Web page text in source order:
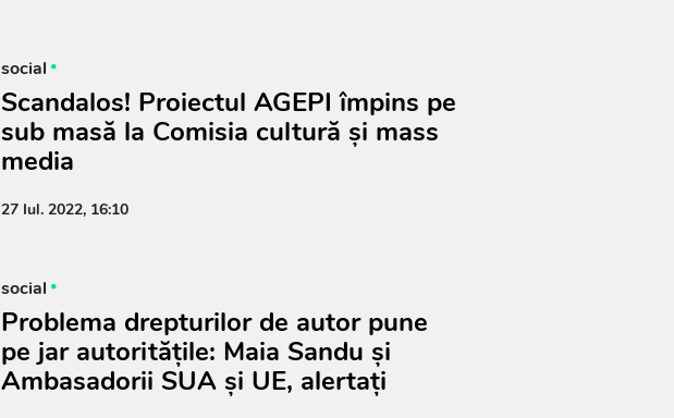
social
Scandalos! Proiectul AGEPI împins pe
sub masă la Comisia cultură și mass
media
27 Iul. 2022, 16:10
social
Problema drepturilor de autor pune
pe jar autoritățile: Maia Sandu și
Ambasadorii SUA și UE, alertați